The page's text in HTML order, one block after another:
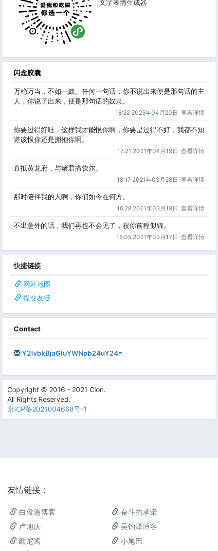
文字表情生成器
闪念胶囊
万稳万当，不如一默。任何一句话，你不说出来便是那句话的主
人，你说了出来，便是那句话的奴隶。
18:22 2025年04月20日 查看详情
你要过得好哇，这样我才能恨你啊，你要是过得不好，我都不知
道该恨你还是拥抱你啊。
17:21 2021年04月19日 查看详情
直抵黄龙府，与诸君痛饮尔。
18:17 2021年03月28日 查看详情
那时陪伴我的人啊，你们如今在何方。
16:28 2021年03月19日 查看详情
不出意外的话，我们再也不会见了，祝你前程似锦。
18:05 2021年03月17日 查看详情
快捷链接
网站地图
提交友链
Contact
Y2lvbkBjaGluYWNpb24uY24=
Copyright © 2016 - 2021 Cion.
All Rights Reserved.
京ICP备2021004668号-1
友情链接：
白俊遥博客
奋斗的承诺
卢旭庆
吴钧泽博客
欧尼酱
小尾巴